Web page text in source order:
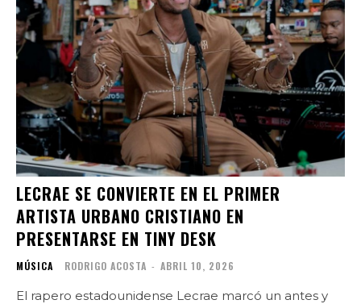
LECRAE SE CONVIERTE EN EL PRIMER
ARTISTA URBANO CRISTIANO EN
PRESENTARSE EN TINY DESK
MÚSICA RODRIGO ACOSTA - ABRIL 10, 2026
El rapero estadounidense Lecrae marcó un antes y